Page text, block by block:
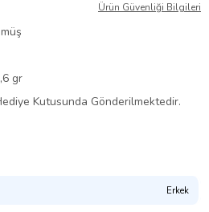
Ürün Güvenliği Bilgileri
gr
Kutusunda Gönderilmektedir.
Erkek